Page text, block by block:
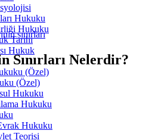
Hukuku
Hukuku
Tarihi
Hukuk
(Özel)
(Özel)
Hukuku
Hukuku
Hukuku
Teorisi
sınırları
Sınırları Nelerdir?